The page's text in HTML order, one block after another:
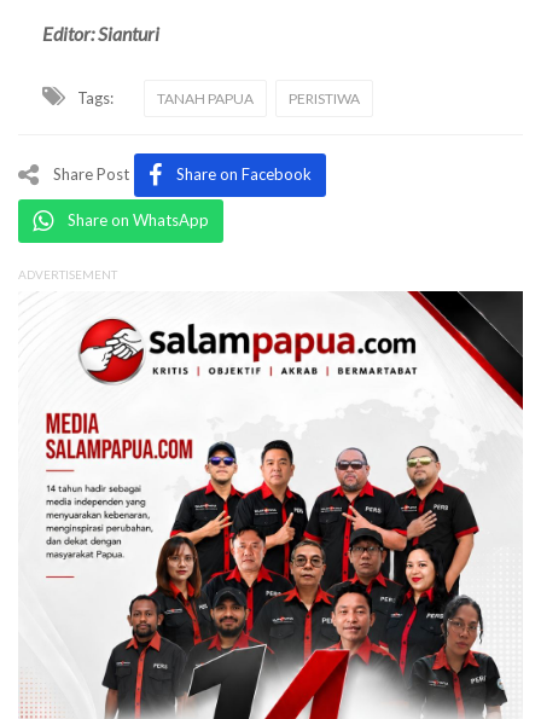
Editor: Sianturi
Tags: TANAH PAPUA PERISTIWA
Share Post Share on Facebook
Share on WhatsApp
ADVERTISEMENT